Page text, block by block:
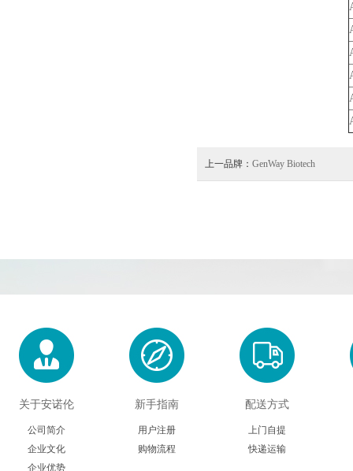
上一品牌： GenWay Biotech
关于安诺伦
公司简介
企业文化
企业优势
新手指南
用户注册
购物流程
配送方式
上门自提
快递运输